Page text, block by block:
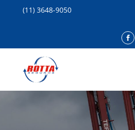
(11) 3648-9050